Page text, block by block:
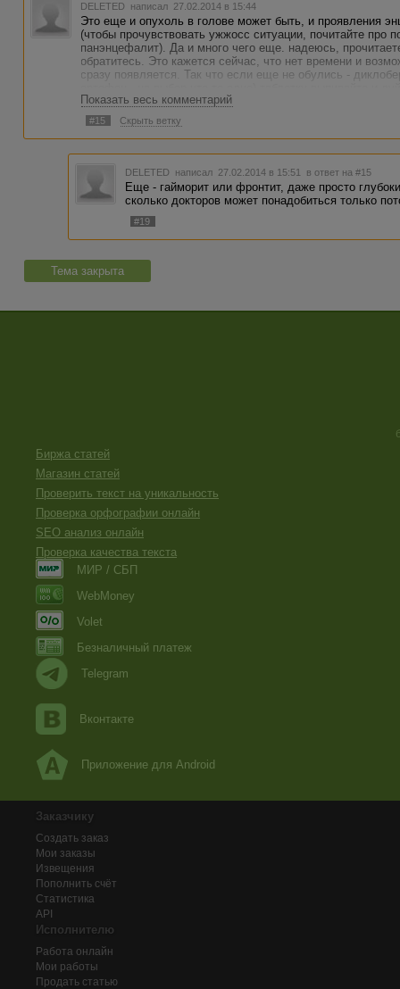
DELETED написал 27.02.2014 в 15:44
Это еще и опухоль в голове может быть, и проявления
(чтобы прочувствовать ужжосс ситуации, почитайте про
панэнцефалит). Да и много чего еще. надеюсь,
обратитесь. Это кажется сейчас, что нет времени и
сразу появляется. Так что если еще не обулись -
вызвать или на худой конец в скорую позвонить.
Показать весь комментарий
#15 Скрыть ветку
DELETED написал 27.02.2014 в 15:51 в ответ на #15
Еще - гайморит или фронтит, даже просто
сколько докторов может понадобиться только
#19
Тема закрыта
Биржа статей
Магазин статей
Проверить текст на уникальность
Проверка орфографии онлайн
SEO анализ онлайн
Проверка качества текста
МИР / СБП
WebMoney
Volet
Безналичный платеж
Telegram
Вконтакте
Приложение для Android
Заказчику
Создать заказ
Мои заказы
Извещения
Пополнить счёт
Статистика
API
Исполнителю
Работа онлайн
Мои работы
Продать статью